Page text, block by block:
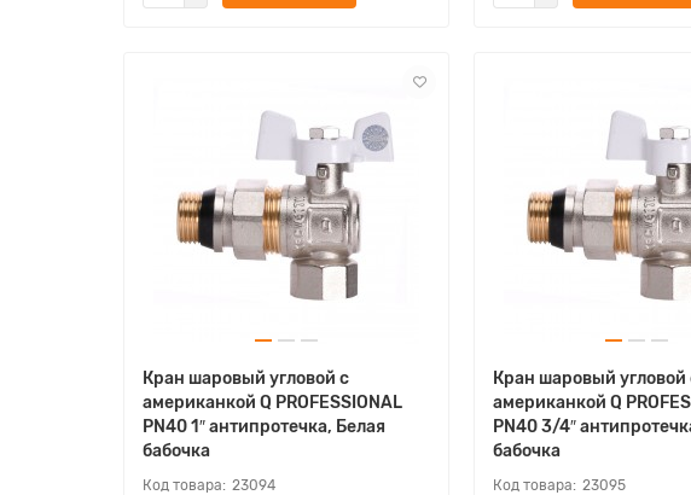
Кран шаровый угловой с
американкой Q PROFESSIONAL
PN40 1″ антипротечка, Белая
бабочка
23094
Кран шаровый угловой
американкой Q
PN40 3/4″
бабочка
23095